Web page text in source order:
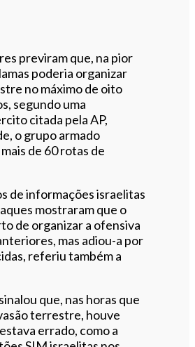
previram que, na pior
poderia organizar
no máximo de oito
segundo uma
citada pela AP,
o grupo armado
de 60 rotas de
de informações israelitas
mostraram que o
de organizar a ofensiva
mas adiou-a por
referiu também a
que, nas horas que
terrestre, houve
errado, como a